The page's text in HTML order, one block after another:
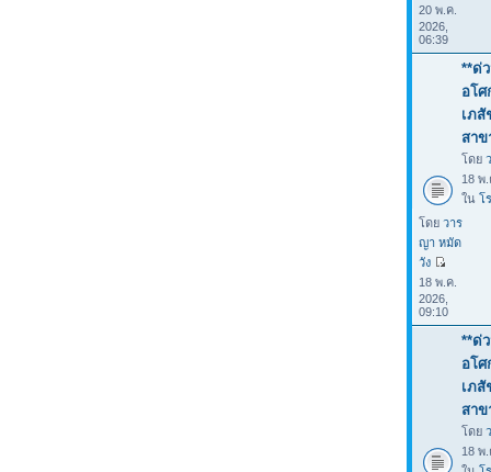
20 พ.ค.
2026,
06:39
**ด่
อโ
เภสั
สาข
โดย
18 พ
ใน โ
โดย วาร
ญา หมัด
วัง
18 พ.ค.
2026,
09:10
**ด่
อโ
เภสั
สาข
โดย
18 พ